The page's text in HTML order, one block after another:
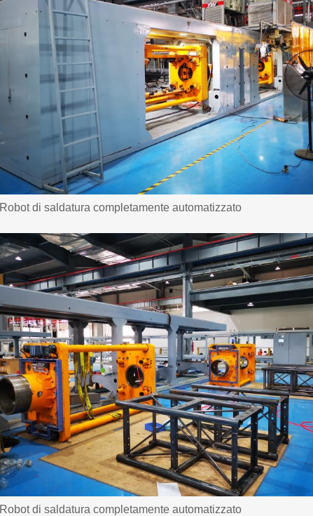
Robot di saldatura completamente automatizzato
Robot di saldatura completamente automatizzato